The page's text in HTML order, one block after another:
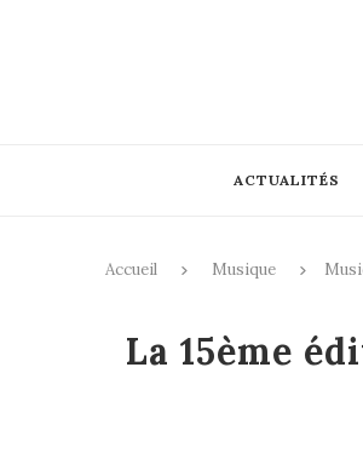
ACTUALITÉS
Accueil Musique
La 15ème